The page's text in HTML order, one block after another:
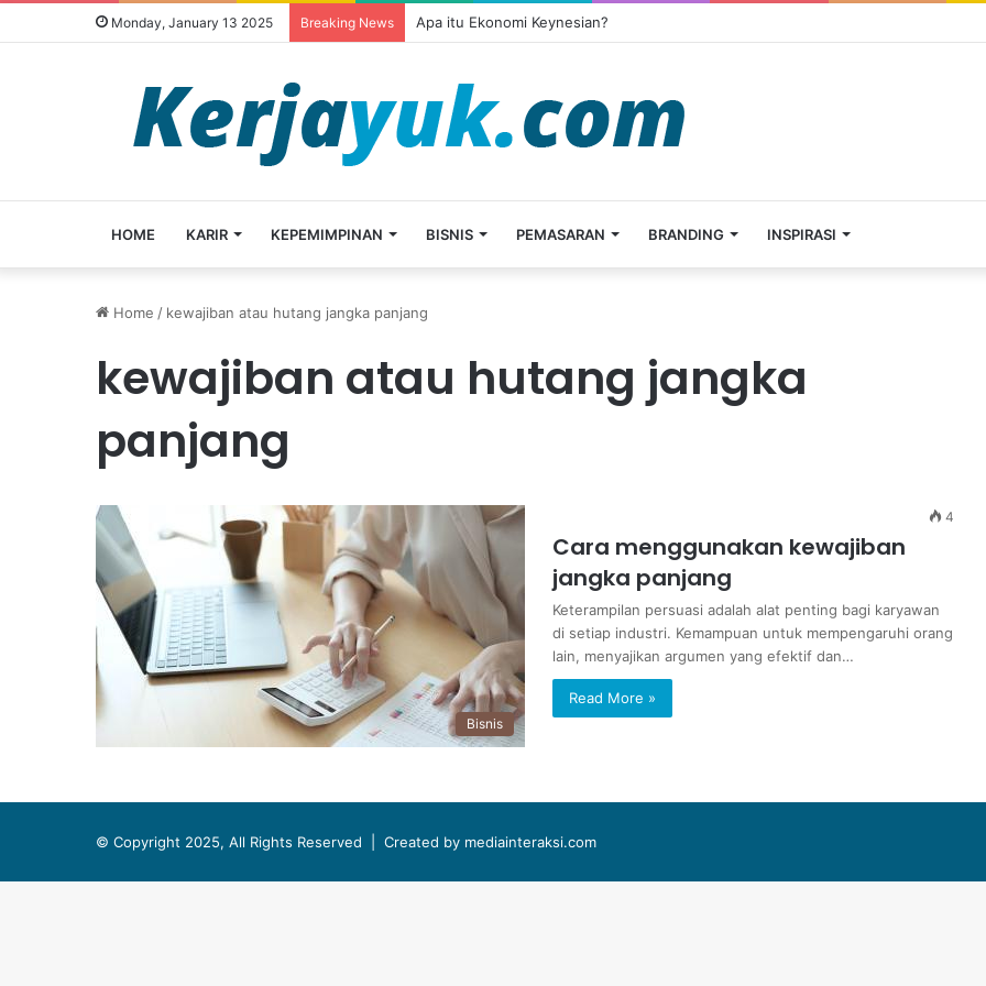
Monday, January 13 2025 Breaking News Apa itu Ekonomi Keynesian?
HOME KARIR KEPEMIMPINAN BISNIS PEMASARAN BRANDING INSPIRASI
Home / kewajiban atau hutang jangka panjang
kewajiban atau hutang jangka
panjang
Bisnis
4
Cara menggunakan kewajiban
jangka panjang
Keterampilan persuasi adalah alat penting bagi karyawan
di setiap industri. Kemampuan untuk mempengaruhi orang
lain, menyajikan argumen yang efektif dan…
Read More »
© Copyright 2025, All Rights Reserved | Created by mediainteraksi.com